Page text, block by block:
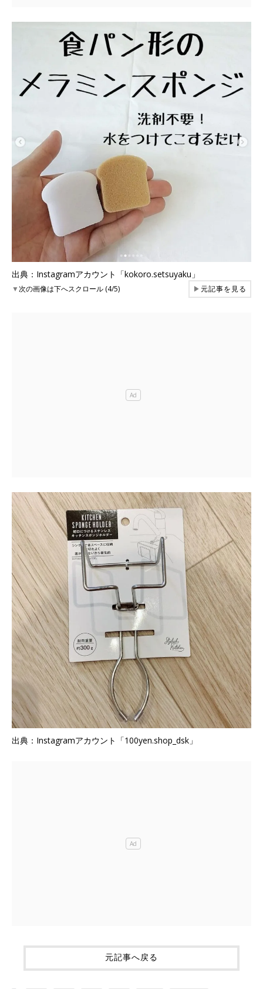
出典：Instagramアカウント「kokoro.setsuyaku」
▼次の画像は下へスクロール (4/5) ▶元記事を見る
出典：Instagramアカウント「100yen.shop_dsk」
元記事へ戻る